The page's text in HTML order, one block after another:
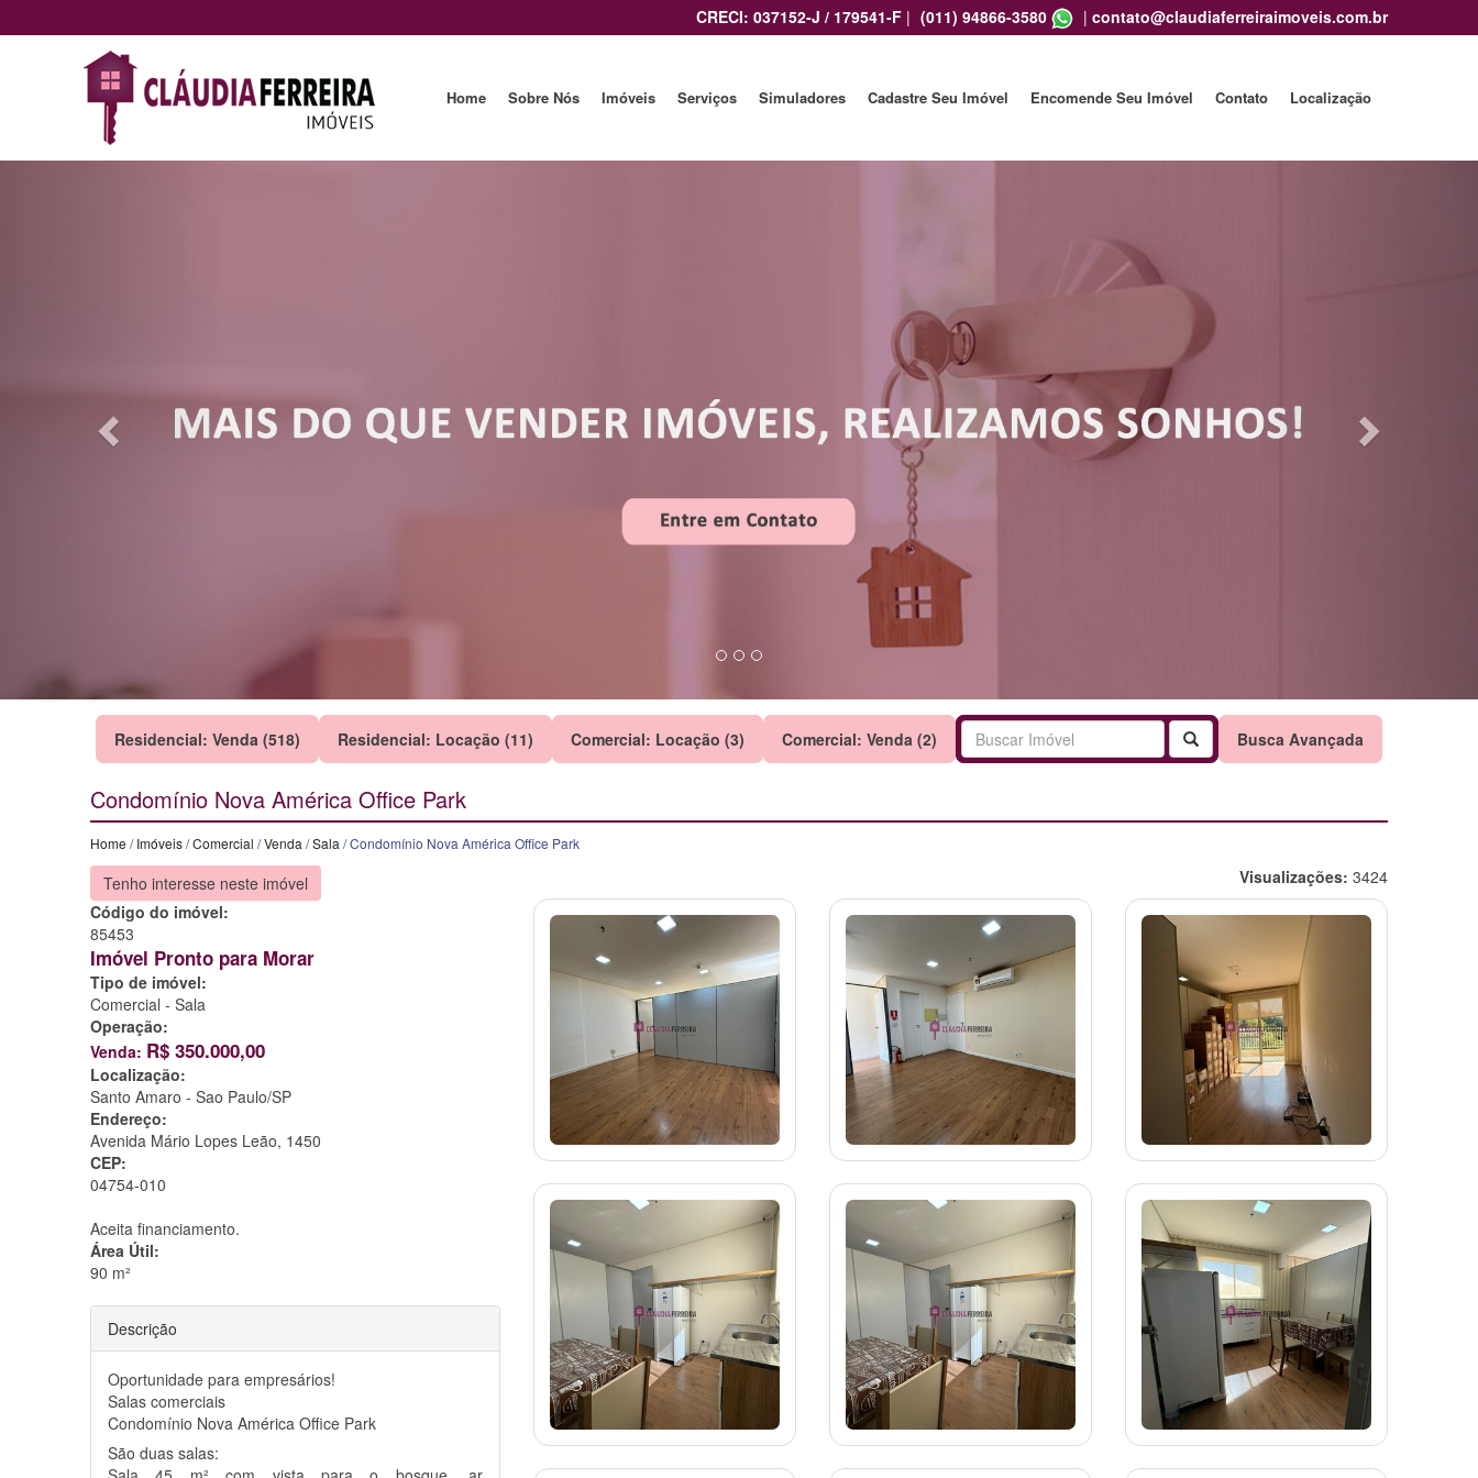
CRECI: 037152-J / 179541-F | (011) 94866-3580 | contato@claudiaferreiraimoveis.com.br
Home Sobre Nós Imóveis Serviços Simuladores Cadastre Seu Imóvel Encomende Seu Imóvel Contato Localização
Residencial: Venda (518) Residencial: Locação (11) Comercial: Locação (3) Comercial: Venda (2) BuscarBusca Avançada
Condomínio Nova América Office Park
Home /Imóveis/Comercial /Venda /Sala / Condomínio Nova América Office Park
Tenho interesse neste imóvel
Código do imóvel:
85453
Imóvel Pronto para Morar
Tipo de imóvel:
Comercial - Sala
Operação:
Venda: R$ 350.000,00
Localização:
Santo Amaro - Sao Paulo/SP
Endereço:
Avenida Mário Lopes Leão, 1450
CEP:
04754-010
Aceita financiamento.
Área Útil:
90 m²
Descrição
Oportunidade para empresários!
Salas comerciais
Condomínio Nova América Office Park
São duas salas:
Visualizações: 3424